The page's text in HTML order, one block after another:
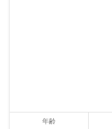
年齢